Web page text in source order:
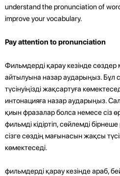
understand the pronunciation of
improve your vocabulary.
Pay attention to pronunciation
Фильмдерді қарау кезінде сөздер
айтылуына назар аударыңыз. Бұл
түсінуіңізді жақсартуға
интонацияға назар аударыңыз.
қиын фразалар болса немесе сіз
фильмді кідіртіп, сөйлемді
сізге сөздің мағынасын жақсы
көмектеседі.
фильмдерді қарау кезінде араб,